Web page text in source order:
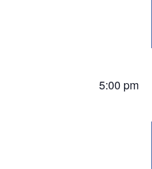
5:00 pm